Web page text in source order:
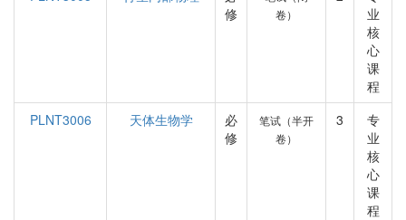
修
卷）
业
核
心
课
程
PLNT3006
天体生物学
必
修
笔试（半开
卷）
3
专
业
核
心
课
程